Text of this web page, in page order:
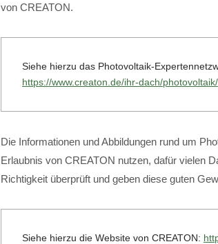
von CREATON.
Siehe hierzu das Photovoltaik-
https://www.creaton.de/ihr-dach/
Die Informationen und Abbildungen rund um
Erlaubnis von CREATON nutzen, dafür vielen
Richtigkeit überprüft und geben diese guten
Siehe hierzu die Website von CREATON: